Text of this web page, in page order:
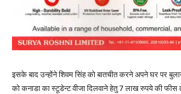
इसके बाद उन्होंने शिवम सिंह को बातचीत करने अपने घर पर
को कनाडा का स्टूडेन्ट वीजा दिलवाने हेतु 7 लाख रुपये की